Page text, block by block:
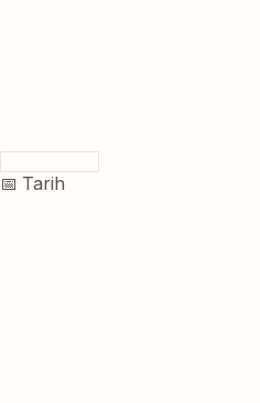
📅 Tarih